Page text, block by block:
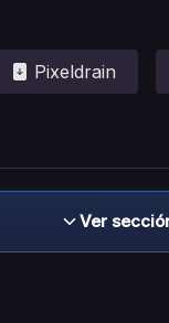
Pixeldrain
Ver